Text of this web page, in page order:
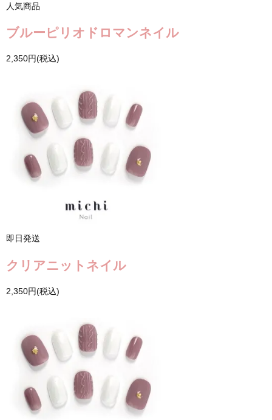
人気商品
ブルーピリオドロマンネイル
2,350円(税込)
即日発送
クリアニットネイル
2,350円(税込)